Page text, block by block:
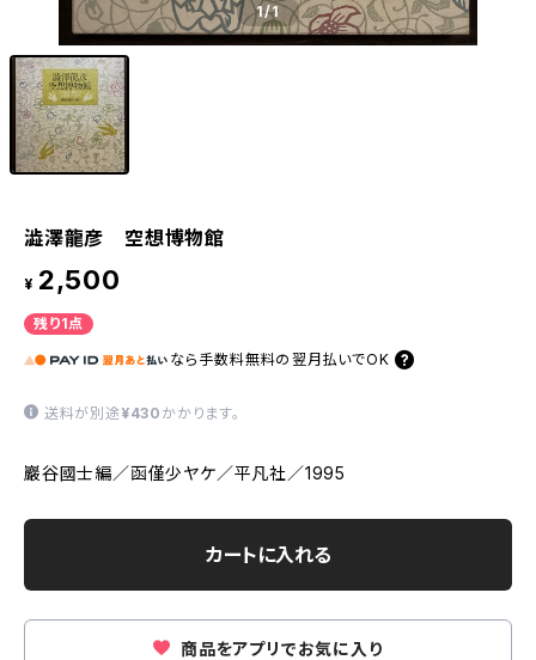
1/1
澁澤龍彦 空想博物館
¥ 2,500
残り1点
なら 手数料無料の 翌月払いでOK
送料が別途 ¥430 かかります。
巖谷國士編／函僅少ヤケ／平凡社／1995
カートに入れる
商品をアプリでお気に入り